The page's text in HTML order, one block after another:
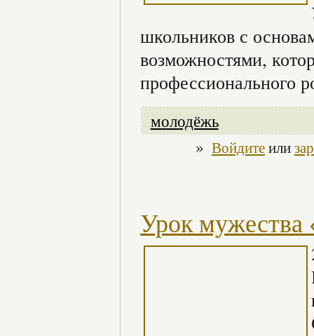
школьников с
возможностями,
профессионального
молодёжь
» Войдитеили
Урок мужества